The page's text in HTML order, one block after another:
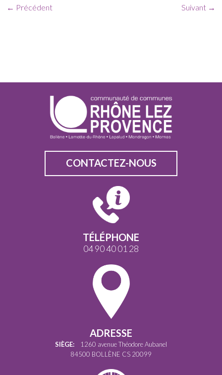
← Précédent Suivant →
CONTACTEZ-NOUS
TÉLÉPHONE
04 90 40 01 28
ADRESSE
SIÈGE: 1260 avenue Théodore Aubanel
84500 BOLLÈNE CS 20099